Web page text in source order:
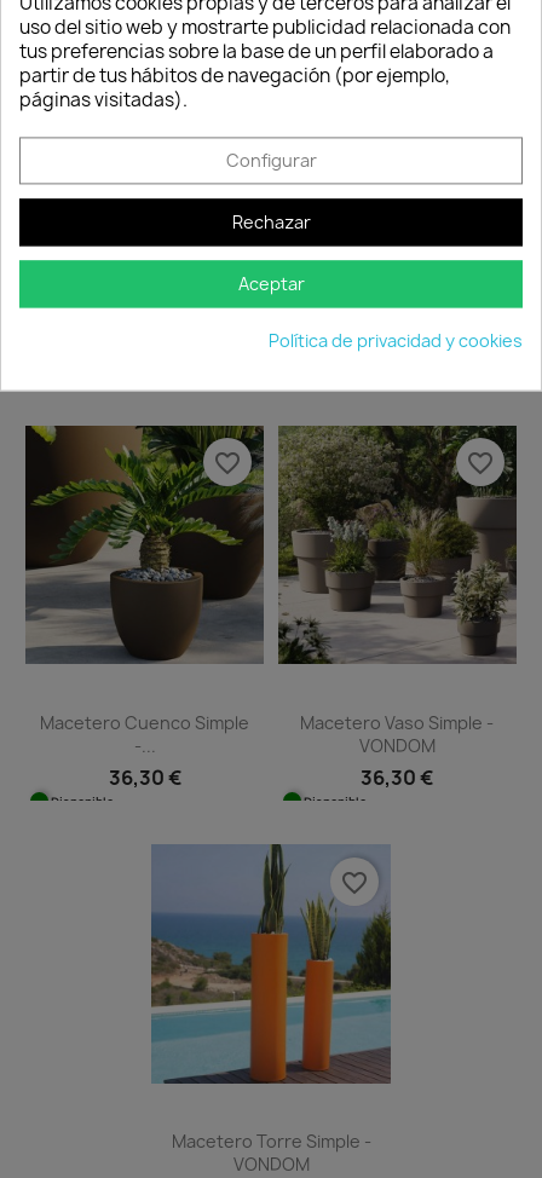
Macetero Cono Alto Simple
favorite_border
Macetero Cono Simple -
favorite_border
Macetero Cuenco Simple
-...
36,30 €
Disponible
favorite_border
Macetero Vaso Simple -
VONDOM
36,30 €
Disponible
favorite_border
Macetero Torre Simple -
VONDOM
favorite_border
uso del sitio web y mostrarte publicidad relacionada con
tus preferencias sobre la base de un perfil elaborado a
partir de tus hábitos de navegación (por ejemplo,
páginas visitadas).
Configurar
Rechazar
Aceptar
Política de privacidad y cookies